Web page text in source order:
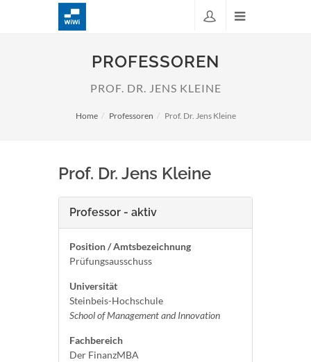
PROFESSOREN
PROF. DR. JENS KLEINE
Home Professoren Prof. Dr. Jens Kleine
Prof. Dr. Jens Kleine
Professor - aktiv
Position / Amtsbezeichnung
Prüfungsausschuss
Universität
Steinbeis-Hochschule
School of Management and Innovation
Fachbereich
Der FinanzMBA